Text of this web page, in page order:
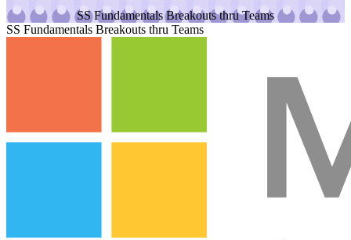
SS Fundamentals Breakouts thru Teams
SS Fundamentals Breakouts thru Teams